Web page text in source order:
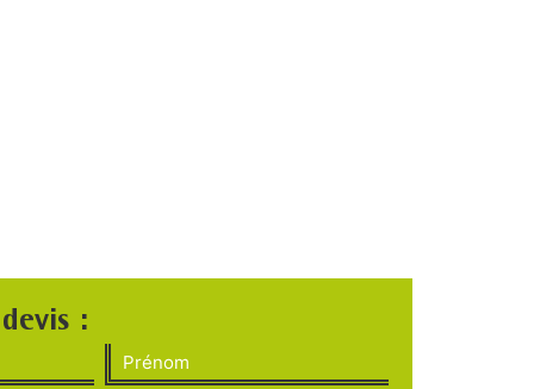
:
Prénom
Téléphone*
(Nécessaire)